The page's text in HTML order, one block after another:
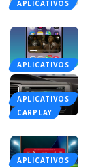
APLICATIVOS
APLICATIVOS
APLICATIVOS
CARPLAY
APLICATIVOS